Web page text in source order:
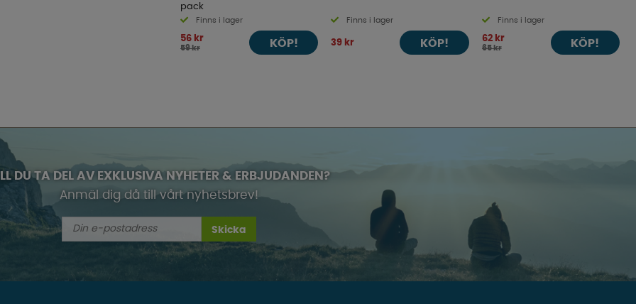
pack
Finns i lager
56 kr
59 kr KÖP!
Finns i lager
39 kr KÖP!
Finns i lager
62 kr
65 kr KÖP!
DU TA DEL AV EXKLUSIVA NYHETER & ERBJUDANDEN?
Anmäl dig då till vårt nyhetsbrev!
Skicka